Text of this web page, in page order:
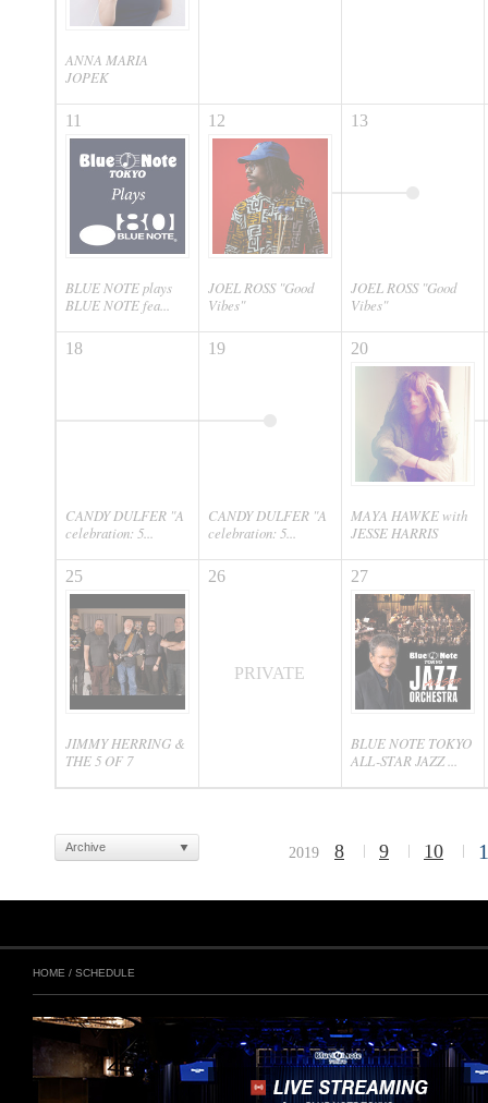
ANNA MARIA
JOPEK
11
BLUE NOTE plays
BLUE NOTE fea...
12
JOEL ROSS "Good
Vibes"
13
JOEL ROSS "Good
Vibes"
18
CANDY DULFER "A
celebration: 5...
19
CANDY DULFER "A
celebration: 5...
20
MAYA HAWKE with
JESSE HARRIS
25
JIMMY HERRING &
THE 5 OF 7
26
PRIVATE
27
BLUE NOTE TOKYO
ALL-STAR JAZZ ...
2019 8 9 10
Archive
HOME / SCHEDULE